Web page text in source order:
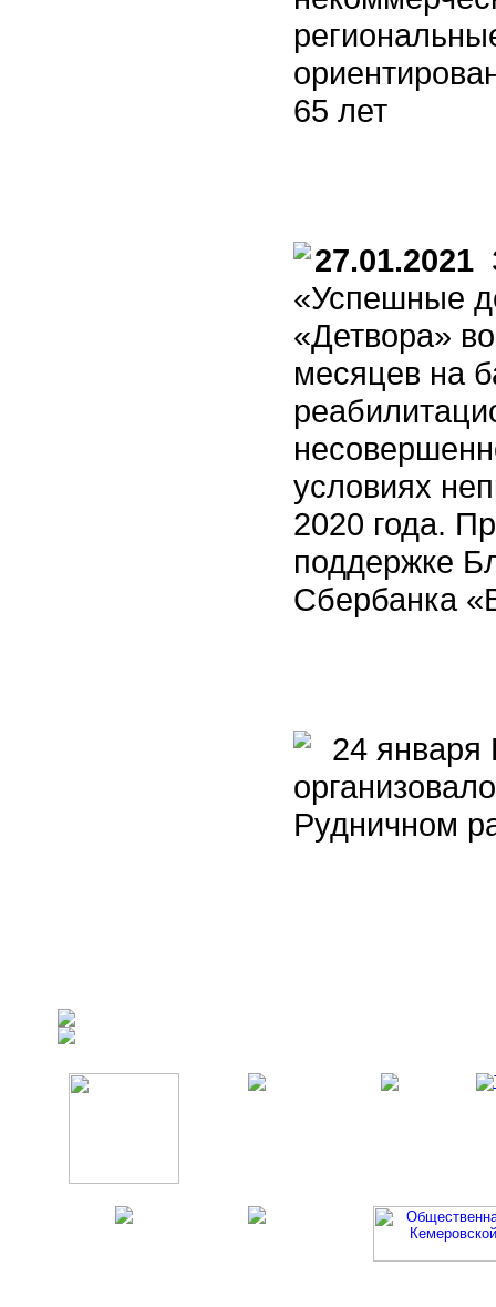
65 лет
27.01.2021
«Успешные
«Детвора»
месяцев на
условиях
2020 года.
поддержке
Сбербанка
24 января
Рудничном